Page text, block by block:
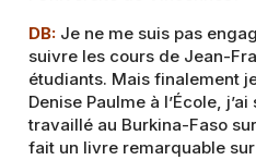
DB: Je ne me suis pas
suivre les cours de Jean-
étudiants. Mais finalement
Denise Paulme à l’École,
travaillé au Burkina-Faso
fait un livre remarquable